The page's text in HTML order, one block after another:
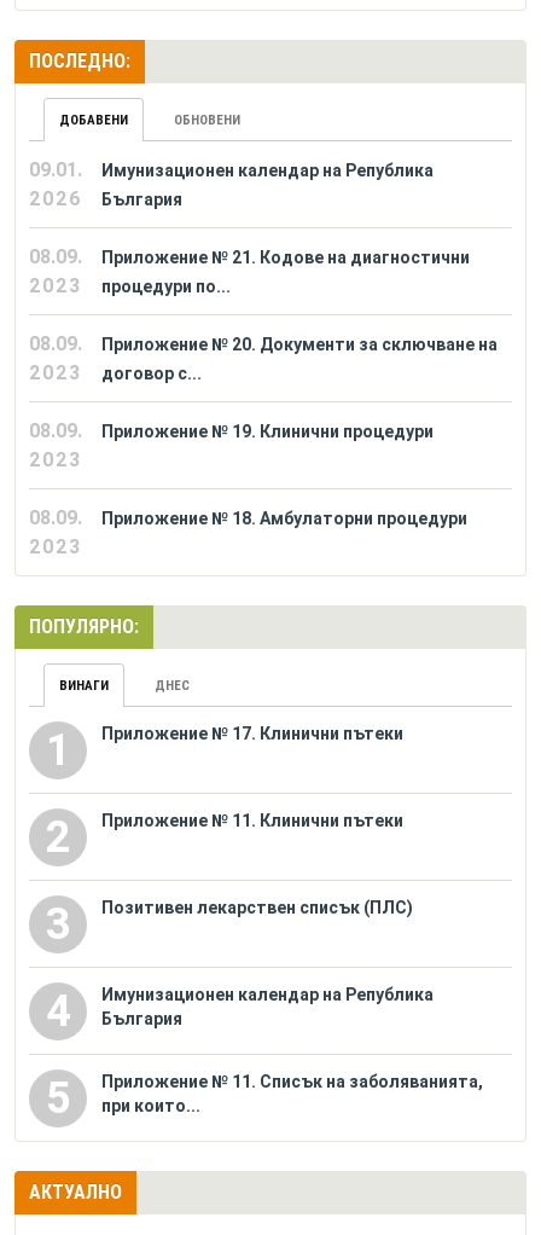
ПОСЛЕДНО:
ДОБАВЕНИ ОБНОВЕНИ
09.01.
2026
Имунизационен календар на Република
България
08.09.
2023
Приложение № 21. Кодове на диагностични
процедури по...
08.09.
2023
Приложение № 20. Документи за сключване на
договор с...
08.09.
2023
Приложение № 19. Клинични процедури
08.09.
2023
Приложение № 18. Амбулаторни процедури
ПОПУЛЯРНО:
ВИНАГИ ДНЕС
1 Приложение № 17. Клинични пътеки
2 Приложение № 11. Клинични пътеки
3 Позитивен лекарствен списък (ПЛС)
4
Имунизационен календар на Република
България
5
Приложение № 11. Списък на заболяванията,
при които...
АКТУАЛНО